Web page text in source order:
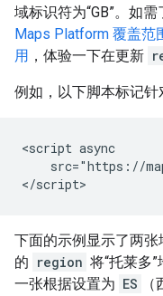
域标识符为“GB”。如
Maps Platform 覆盖范
用 ，体验一下在更新
例如，以下脚本标记针
<script async
src="https://
</script>
下面的示例显示了两
的 region 将“托莱多
一张根据设置为 ES